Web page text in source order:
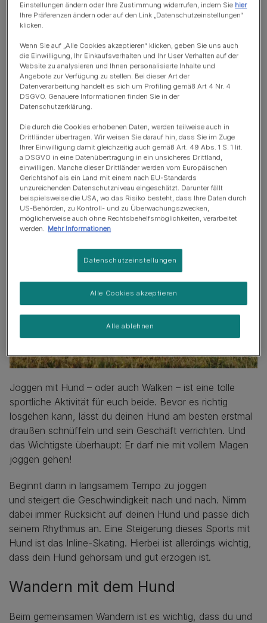
Viele Ideen für den Sport mit
Hund
Ob Joggen, Wandern oder Radfahren - viele Hunde
lieben es, sich zusammen mit ihrem Herrchen oder
Frauchen sportlich zu betätigen. Dabei ist es wichtig,
Beweglichkeit deines Hundes nimmst, um ihn nicht zu
überlasten. Wir geben dir Tipps, was du bei welchen
Sportarten mit deinem Hund beachten solltest.
Joggen mit Hund
Joggen mit Hund – oder auch Walken – ist eine tolle
sportliche Aktivität für euch beide. Bevor es richtig
losgehen kann, lässt du deinen Hund am besten erstmal
draußen schnüffeln und sein Geschäft verrichten. Und
das Wichtigste überhaupt: Er darf nie mit vollem Magen
joggen gehen!
Beginnt dann in langsamem Tempo zu joggen
und steigert die Geschwindigkeit nach und nach. Nimm
dabei immer Rücksicht auf deinen Hund und passe dich
seinem Rhythmus an. Eine Steigerung dieses Sports mit
Hund ist das Inline-Skating. Hierbei ist allerdings wichtig,
dass dein Hund gehorsam und gut erzogen ist.
Wandern mit dem Hund
Beim gemeinsamen Wandern ist es wichtig, dass du und
Einstellungen ändern oder Ihre Zustimmung widerrufen, indem Sie hier
Ihre Präferenzen ändern oder auf den Link „Datenschutzeinstellungen“
klicken.
Wenn Sie auf „Alle Cookies akzeptieren“ klicken, geben Sie uns auch
die Einwilligung, Ihr Einkaufsverhalten und Ihr User Verhalten auf der
Website zu analysieren und Ihnen personalisierte Inhalte und
Angebote zur Verfügung zu stellen. Bei dieser Art der
Datenverarbeitung handelt es sich um Profiling gemäß Art 4 Nr. 4
DSGVO. Genauere Informationen finden Sie in der
Datenschutzerklärung.
Die durch die Cookies erhobenen Daten, werden teilweise auch in
Drittländer übertragen. Wir weisen Sie darauf hin, dass Sie im Zuge
Ihrer Einwilligung damit gleichzeitig auch gemäß Art. 49 Abs. 1 S. 1 lit.
a DSGVO in eine Datenübertragung in ein unsicheres Drittland,
einwilligen. Manche dieser Drittländer werden vom Europäischen
Gerichtshof als ein Land mit einem nach EU-Standards
unzureichenden Datenschutzniveau eingeschätzt. Darunter fällt
beispielsweise die USA, wo das Risiko besteht, dass Ihre Daten durch
US-Behörden, zu Kontroll- und zu Überwachungszwecken,
möglicherweise auch ohne Rechtsbehelfsmöglichkeiten, verarbeitet
werden. Mehr Informationen
Datenschutzeinstellungen
Alle ablehnen
Alle Cookies akzeptieren